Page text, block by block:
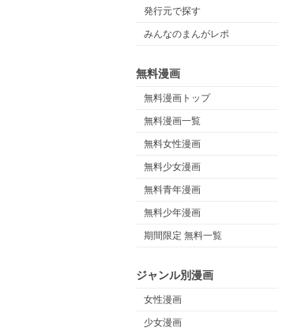
発行元で探す
みんなのまんがレポ
無料漫画
無料漫画トップ
無料漫画一覧
無料女性漫画
無料少女漫画
無料青年漫画
無料少年漫画
期間限定 無料一覧
ジャンル別漫画
女性漫画
少女漫画